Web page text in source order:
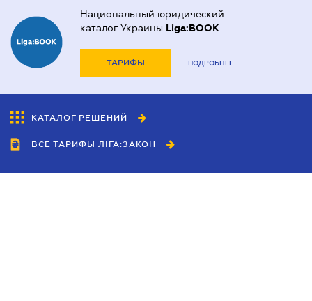
Национальный юридический
каталог Украины Liga:BOOK
ТАРИФЫ ПОДРОБНЕЕ
КАТАЛОГ РЕШЕНИЙ
ВСЕ ТАРИФЫ ЛІГА:ЗАКОН